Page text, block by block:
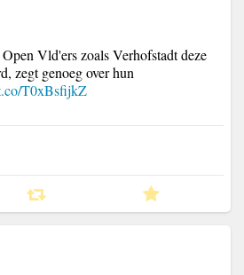
Vld'ers zoals Verhofstadt deze
zegt genoeg over hun
T0xBsfijkZ